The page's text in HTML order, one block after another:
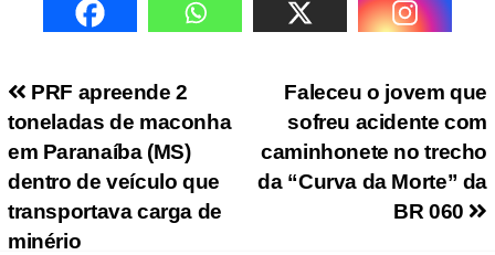
Navegação de PostFaleceu o jovem que
sofreu acidente com
caminhonete no trecho
da “Curva da Morte” da
BR 060
PRF apreende 2
toneladas de maconha
em Paranaíba (MS)
dentro de veículo que
transportava carga de
minério